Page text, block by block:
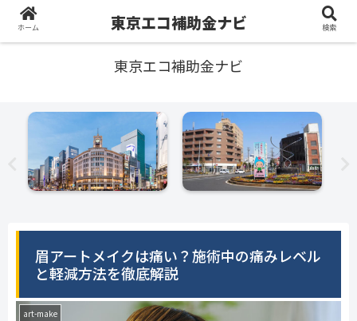
東京エコ補助金ナビ
眉アートメイクは痛い？施術中の痛みレベル
と軽減方法を徹底解説
art-make
ホーム 東京エコ補助金ナビ 検索